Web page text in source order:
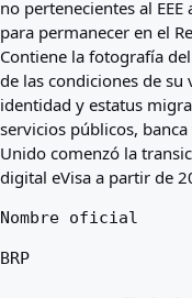
no pertenecientes al
para permanecer en el
Contiene la fotografía
de las condiciones de su
identidad y estatus
servicios públicos,
Unido comenzó la
digital eVisa a partir de
Nombre oficial
BRP